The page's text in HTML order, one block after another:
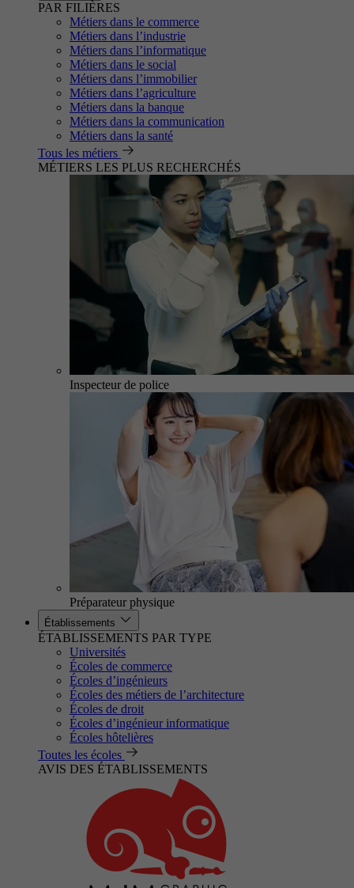
PAR FILIÈRES
Métiers dans le commerce
Métiers dans l’industrie
Métiers dans l’informatique
Métiers dans le social
Métiers dans l’immobilier
Métiers dans l’agriculture
Métiers dans la banque
Métiers dans la communication
Métiers dans la santé
Tous les métiers
MÉTIERS LES PLUS RECHERCHÉS
Inspecteur de police
Préparateur physique
Établissements
ÉTABLISSEMENTS PAR TYPE
Universités
Écoles de commerce
Écoles d’ingénieurs
Écoles des métiers de l’architecture
Écoles de droit
Écoles d’ingénieur informatique
Écoles hôtelières
Toutes les écoles
AVIS DES ÉTABLISSEMENTS